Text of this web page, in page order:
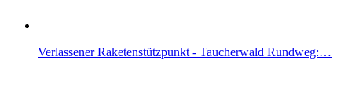
Verlassener Raketenstützpunkt - Taucherwald Rundweg:…